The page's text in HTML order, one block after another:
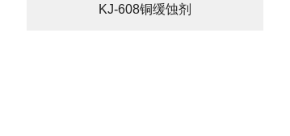
KJ-608铜缓蚀剂